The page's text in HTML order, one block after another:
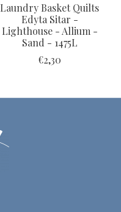
Laundry Basket Quilts
Edyta Sitar -
Lighthouse - Allium -
Sand - 1475L
€2,30